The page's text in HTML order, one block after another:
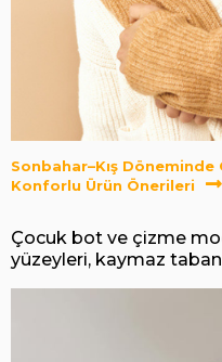
Sonbahar–Kış
Konforlu Ürün Önerileri
Çocuk bot ve çizme
yüzeyleri, kaymaz taban